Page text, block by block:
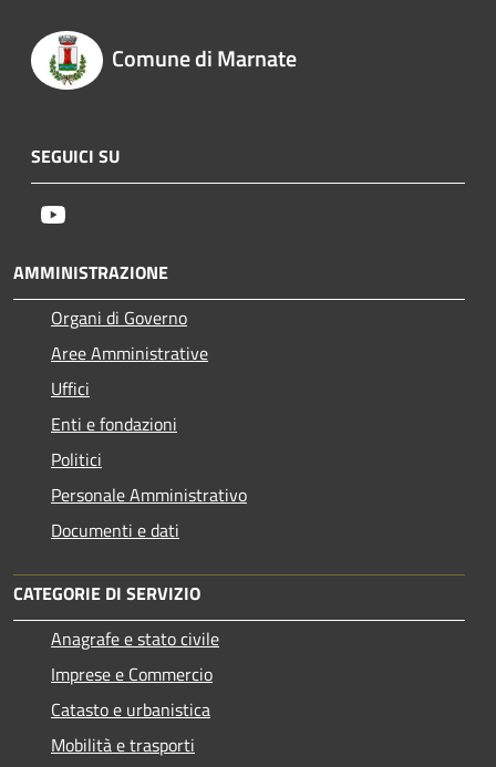
Comune di Marnate
SEGUICI SU
AMMINISTRAZIONE
Organi di Governo
Aree Amministrative
Uffici
Enti e fondazioni
Politici
Personale Amministrativo
Documenti e dati
CATEGORIE DI SERVIZIO
Anagrafe e stato civile
Imprese e Commercio
Catasto e urbanistica
Mobilità e trasporti